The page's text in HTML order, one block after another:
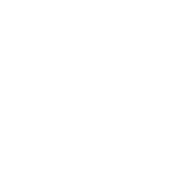
Starten Sie
Kostenlos für